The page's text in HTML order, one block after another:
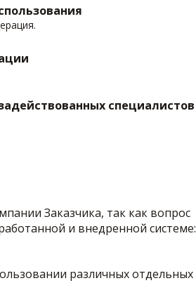
специалистов
Заказчика, так как вопрос
и внедренной системе:
различных отдельных